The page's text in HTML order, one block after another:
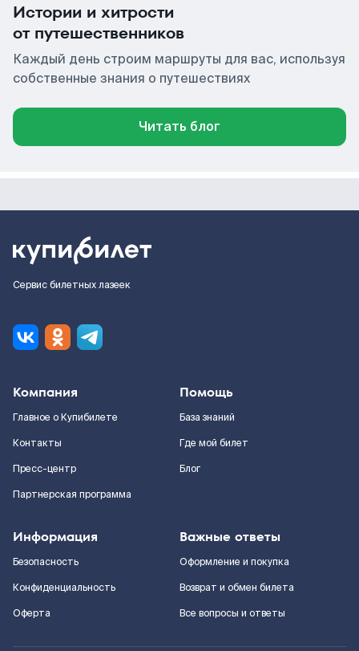
Истории и хитрости
от путешественников
Каждый день строим маршруты для вас, используя
собственные знания о путешествиях
Читать блог
Сервис билетных лазеек
Компания
Главное о Купибилете
Контакты
Пресс-центр
Партнерская программа
Помощь
База знаний
Где мой билет
Блог
Информация
Безопасность
Конфиденциальность
Оферта
Важные ответы
Оформление и покупка
Возврат и обмен билета
Все вопросы и ответы